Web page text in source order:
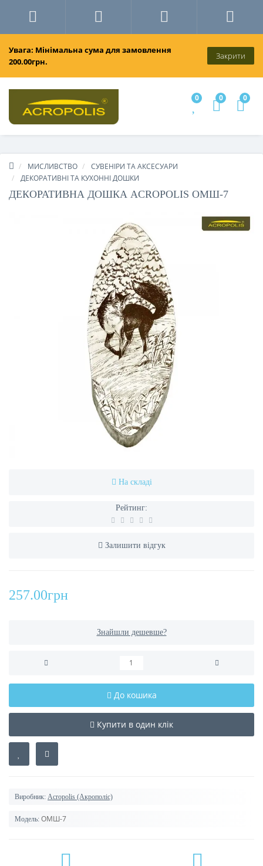
Увага: Мінімальна сума для замовлення
200.00грн.
Закрити
0 0 0
МИСЛИВСТВО
СУВЕНІРИ ТА АКСЕСУАРИ
ДЕКОРАТИВНІ ТА КУХОННІ ДОШКИ
ДЕКОРАТИВНА ДОШКА ACROPOLIS ОМШ-7
На складі
Рейтинг:
Залишити відгук
257.00грн
Знайшли дешевше?
До кошика
Купити в один клік
Виробник: Acropolis (Акрополіс)
Модель: ОМШ-7